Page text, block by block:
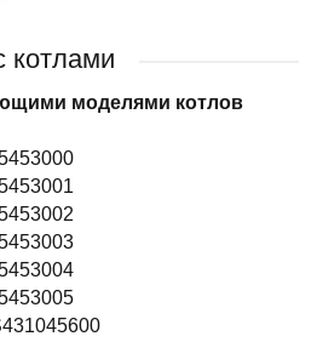
котлами
моделями котлов